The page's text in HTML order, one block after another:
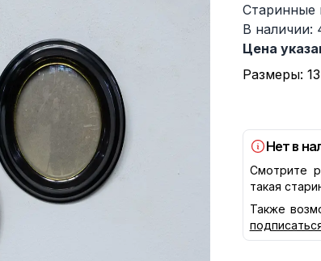
Описание
Старинные
В наличии:
Цена
Размеры:
Нет в
Смотрите
такая
Также